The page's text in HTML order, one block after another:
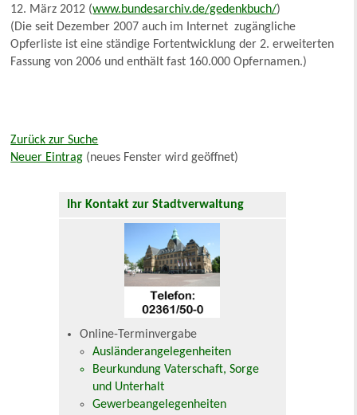
12. März 2012 (www.bundesarchiv.de/gedenkbuch/)
(Die seit Dezember 2007 auch im Internet zugängliche
Opferliste ist eine ständige Fortentwicklung der 2. erweiterten
Fassung von 2006 und enthält fast 160.000 Opfernamen.)
Zurück zur Suche
Neuer Eintrag (neues Fenster wird geöffnet)
Ihr Kontakt zur Stadtverwaltung
Online-Terminvergabe
Ausländerangelegenheiten
Beurkundung Vaterschaft, Sorge
und Unterhalt
Gewerbeangelegenheiten